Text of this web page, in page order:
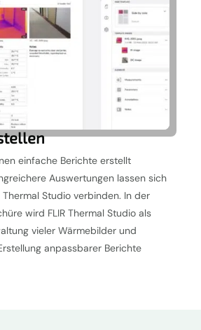
einfache Berichte erstellt
Auswertungen lassen sich
Thermal Studio verbinden. In der
wird FLIR Thermal Studio als
vieler Wärmebilder und
anpassbarer Berichte